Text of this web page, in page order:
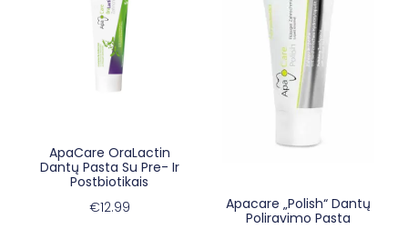
ApaCare OraLactin
Dantų Pasta Su Pre- Ir
Postbiotikais
€12.99
Apacare „polish“ Dantų
Poliravimo Pasta